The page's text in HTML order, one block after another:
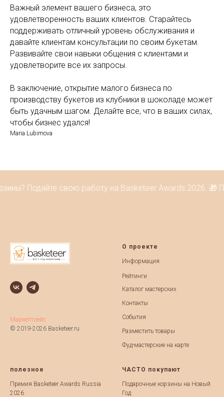
Важный элемент вашего бизнеса, это
удовлетворенность ваших клиентов. Старайтесь
поддерживать отличный уровень обслуживания и
давайте клиентам консультации по своим букетам.
Развивайте свои навыки общения с клиентами и
удовлетворите все их запросы.
В заключение, открытие малого бизнеса по
производству букетов из клубники в шоколаде может
быть удачным шагом. Делайте все, что в ваших силах,
чтобы бизнес удался!
Maria Lubimova
Подайте свою работу на Basketeer Awards 2026. 🎁
Маркетплейс
© 2019-2026 Basketeer.ru
О проекте
Информация
Рейтинги
Каталог мастерских
Контакты
События
Разместить товары
Фуд-мастерские на карте
полезное
Премия Basketeer Awards Russia
2026
ЧАСТО покупают
Подарочные корзины на Новый
Год